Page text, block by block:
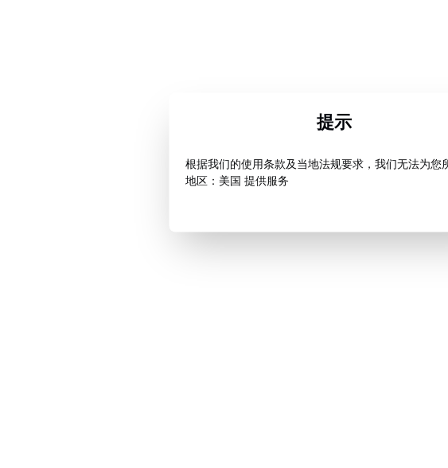
提示
根据我们的使用条款及当地法规要求，我们无法为您
地区：美国 提供服务